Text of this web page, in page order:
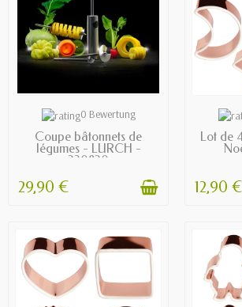
AVAILABLE
0 Bewertung
Coupe bâtonnets de
légumes - LURCH -
220820
29,90 €
Lot de
12,90 €